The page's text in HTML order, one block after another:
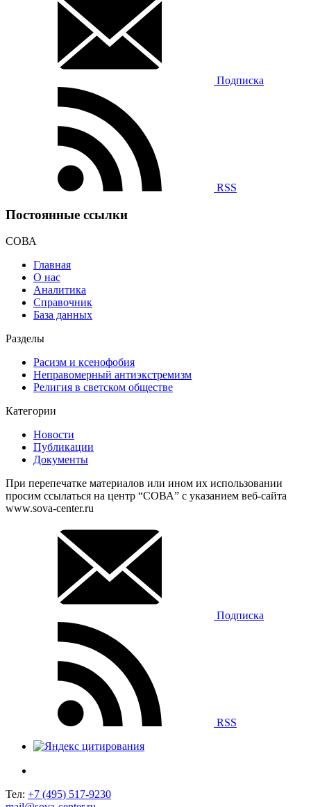
Подписка
RSS
Постоянные ссылки
СОВА
Главная
О нас
Аналитика
Справочник
База данных
Разделы
Расизм и ксенофобия
Неправомерный антиэкстремизм
Религия в светском обществе
Категории
Новости
Публикации
Документы
При перепечатке материалов или ином их использовании
просим ссылаться на центр “СОВА” с указанием веб-сайта
www.sova-center.ru
Подписка
RSS
Тел: +7 (495) 517-9230